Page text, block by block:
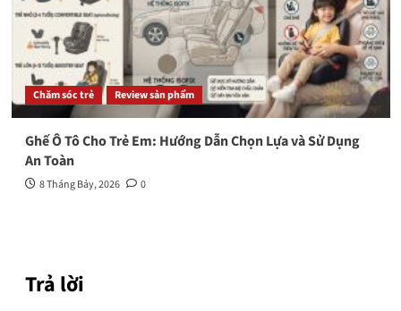
Chăm sóc trẻ Review sản phẩm
Ghế Ô Tô Cho Trẻ Em: Hướng Dẫn Chọn Lựa và Sử Dụng
An Toàn
8 Tháng Bảy, 2026 0
Trả lời